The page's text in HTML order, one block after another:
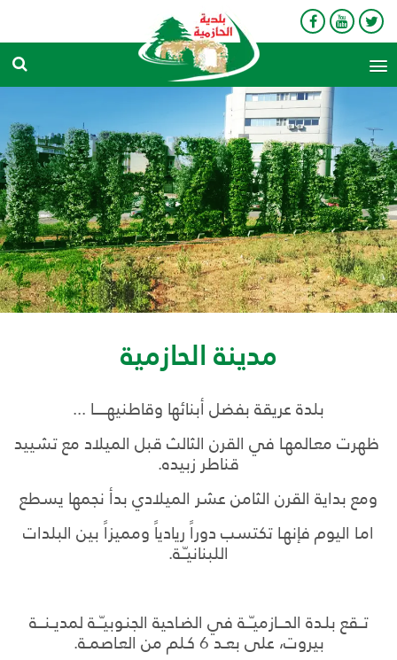
مدينة الحازمية
بلدة عريقة بفضل أبنائها وقاطنيهـــــــا ...
ظهرت معـالمهـا في القرن الثالث قبل الميلاد مع تشييد
قناطر زبيده.
ومع بداية القرن الثامن عشر الميلادي بدأ نجمها يسطع
امـا اليوم فإنهـا تكتسب دوراً ريادياً ومميزاً بين البلدات
اللبنانيـّــة.
تـــقع بلـدة الحــــازميـّـــة في الضـاحية الجنـوبيـّـــة لمديــنــــة
بيروت، على بعــد 6 كـلم من العـاصمــة.